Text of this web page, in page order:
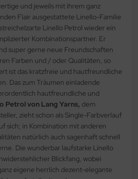
und jeweils mit ihrem ganz
Flair ausgestattete Linello-Familie
Linello Petrol wieder ein
Kombinationspartner. Er
super gerne neue Freundschaften
Farben und / oder Qualitäten, so
ist das kratzfreie und hautfreundliche
Das zum Träumen einladende
hautfreundliche und
Petrol von Lang Yarns, dem
zieht schon als Single-Farbverlauf
sich; in Kombination mit anderen
natürlich auch sagenhaft schnell
Die wunderbar laufstarke Linello
Blickfang, wobei
eigene herrlich dezent-elegante